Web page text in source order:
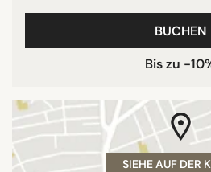
BUCHEN
Bis zu -
SIEHE AUF DER